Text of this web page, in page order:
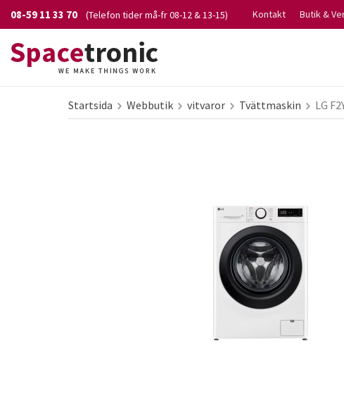
08-59 11 33 70 (Telefon tider må-fr 08-12 & 13-15) Kontakt Butik &
Startsida Webbutik vitvaror Tvättmaskin LG